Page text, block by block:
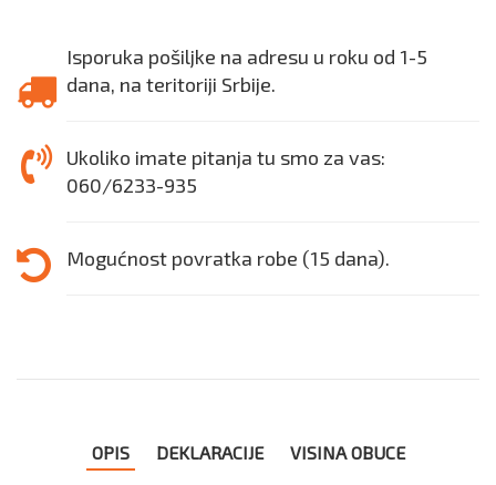
Isporuka pošiljke na adresu u roku od 1-5
dana, na teritoriji Srbije.
Ukoliko imate pitanja tu smo za vas:
060/6233-935
Mogućnost povratka robe (15 dana).
OPIS DEKLARACIJE VISINA OBUCE